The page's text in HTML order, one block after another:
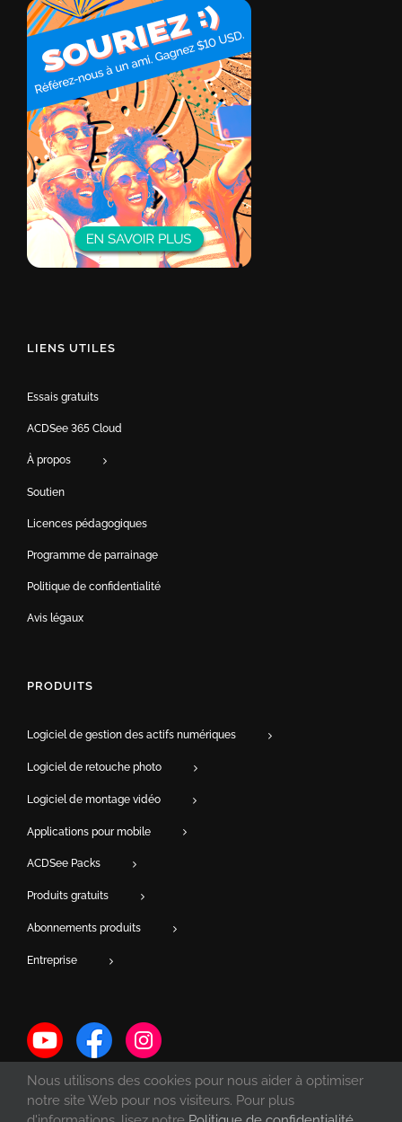
LIENS UTILES
Essais gratuits
ACDSee 365 Cloud
À propos
Soutien
Licences pédagogiques
Programme de parrainage
Politique de confidentialité
Avis légaux
PRODUITS
Logiciel de gestion des actifs numériques
Logiciel de retouche photo
Logiciel de montage vidéo
Applications pour mobile
ACDSee Packs
Produits gratuits
Abonnements produits
Entreprise
Nous utilisons des cookies pour nous aider à optimiser
notre site Web pour nos visiteurs. Pour plus